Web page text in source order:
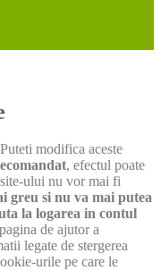
modifica aceste
, efectul poate
ului nu vor mai fi
greu si nu va mai putea
la logarea in contul
de ajutor a
legate de stergerea
urile pe care le